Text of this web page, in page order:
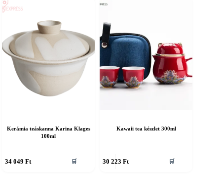
Kerámia teáskanna Karina Klages
100ml
34 049 Ft 🛒
Kawaii tea készlet 300ml
30 223 Ft 🛒